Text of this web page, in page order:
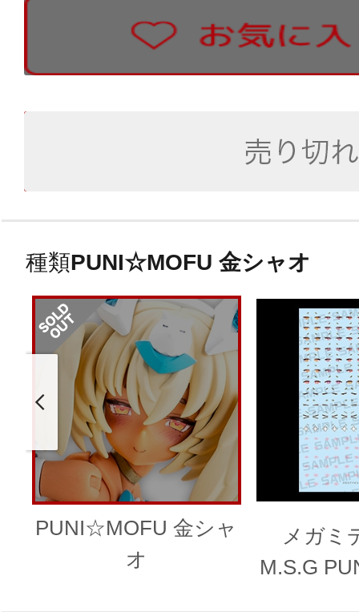
種類PUNI☆MOFU 金シャオ
PUNI☆MOFU 金シャ
オ
メガミ
M.S.G